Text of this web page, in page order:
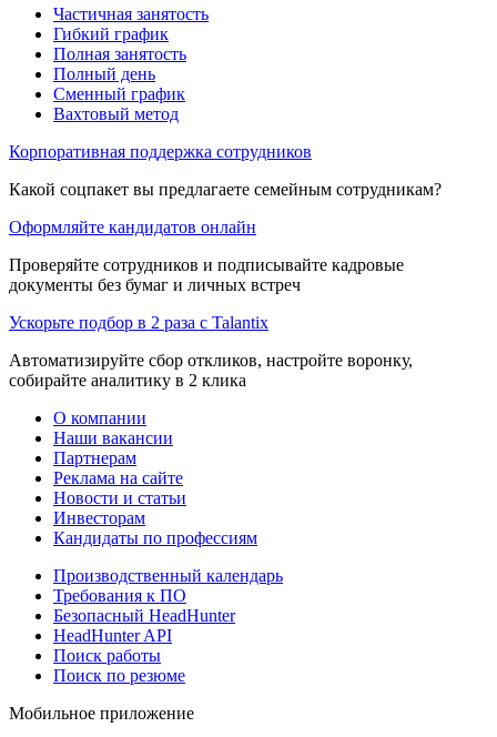
Частичная занятость
Гибкий график
Полная занятость
Полный день
Сменный график
Вахтовый метод
Корпоративная поддержка сотрудников
Какой соцпакет вы предлагаете семейным сотрудникам?
Оформляйте кандидатов онлайн
Проверяйте сотрудников и подписывайте кадровые
документы без бумаг и личных встреч
Ускорьте подбор в 2 раза с Talantix
Автоматизируйте сбор откликов, настройте воронку,
собирайте аналитику в 2 клика
О компании
Наши вакансии
Партнерам
Реклама на сайте
Новости и статьи
Инвесторам
Кандидаты по профессиям
Производственный календарь
Требования к ПО
Безопасный HeadHunter
HeadHunter API
Поиск работы
Поиск по резюме
Мобильное приложение